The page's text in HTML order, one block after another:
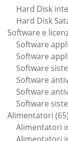
Hard Disk
Hard Disk
Software e
Software
Software
Software
Software
Software
Software
Alimentatori 65
Alimentatori